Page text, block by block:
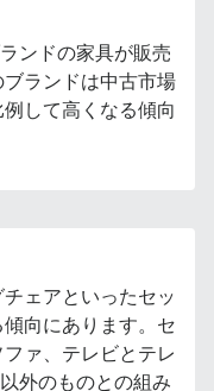
ンドの家具が販売
ランドは中古市場
して高くなる傾向
ェアといったセッ
向にあります。セ
ァ、テレビとテレ
外のものとの組み